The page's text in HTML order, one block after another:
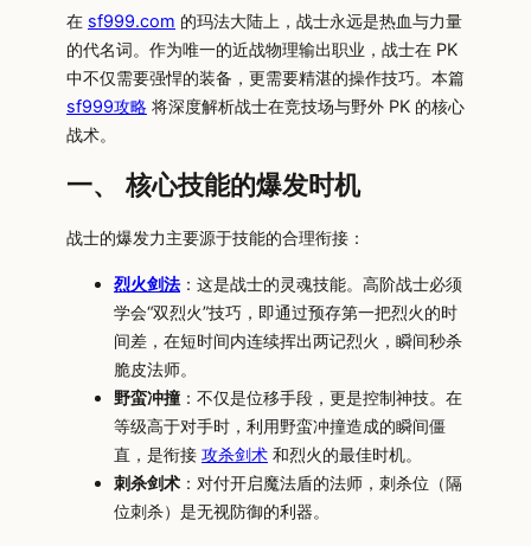
在 sf999.com 的玛法大陆上，战士永远是热血与力量
的代名词。作为唯一的近战物理输出职业，战士在 PK
中不仅需要强悍的装备，更需要精湛的操作技巧。本篇
sf999攻略 将深度解析战士在竞技场与野外 PK 的核心
战术。
一、 核心技能的爆发时机
战士的爆发力主要源于技能的合理衔接：
烈火剑法：这是战士的灵魂技能。高阶战士必须
学会“双烈火”技巧，即通过预存第一把烈火的时
间差，在短时间内连续挥出两记烈火，瞬间秒杀
脆皮法师。
野蛮冲撞 ：不仅是位移手段，更是控制神技。在
等级高于对手时，利用野蛮冲撞造成的瞬间僵
直，是衔接 攻杀剑术 和烈火的最佳时机。
刺杀剑术 ：对付开启魔法盾的法师，刺杀位（隔
位刺杀）是无视防御的利器。